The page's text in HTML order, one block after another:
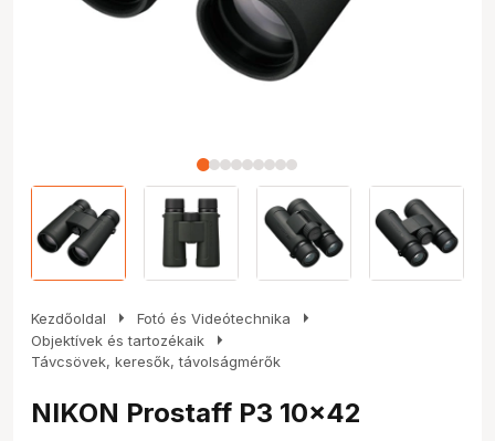
Kezdőoldal arrow_right Fotó és Videótechnika arrow_right
Objektívek és tartozékaik arrow_right
Távcsövek, keresők, távolságmérők
NIKON Prostaff P3 10x42